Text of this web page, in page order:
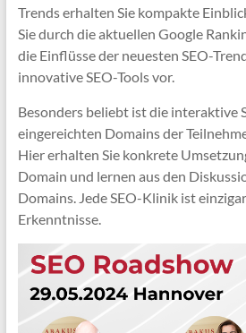
Trends erhalten Sie kompakte
Sie durch die aktuellen Google
die Einflüsse der neuesten SEO-
innovative SEO-Tools vor.
Besonders beliebt ist die interaktive
eingereichten Domains der
Hier erhalten Sie konkrete
Domain und lernen aus den
Domains. Jede SEO-Klinik ist
Erkenntnisse.